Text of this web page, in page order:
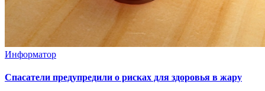
Информатор
Спасатели предупредили о рисках для здоровья в жару